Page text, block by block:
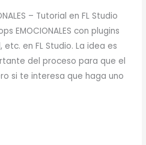
– Tutorial en FL Studio
EMOCIONALES con plugins
etc. en FL Studio. La idea es
del proceso para que el
si te interesa que haga uno